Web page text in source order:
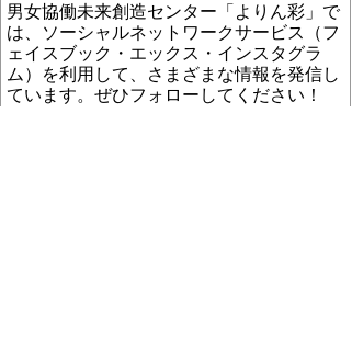
男女協働未来創造センター「よりん彩」で
は、ソーシャルネットワークサービス（フ
ェイスブック・エックス・インスタグラ
ム）を利用して、さまざまな情報を発信し
ています。ぜひフォローしてください！